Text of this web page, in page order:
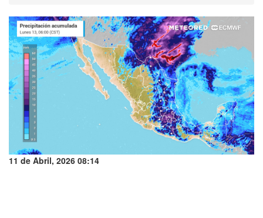
11 de Abril, 2026 08:14